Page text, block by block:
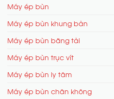
Máy ép bùn
Máy ép bùn khung bản
Máy ép bùn băng tải
Máy ép bùn trục vít
Máy ép bùn ly tâm
Máy ép bùn chân không